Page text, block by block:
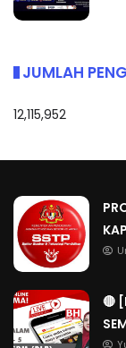
JUMLAH
12,115,952
🔴